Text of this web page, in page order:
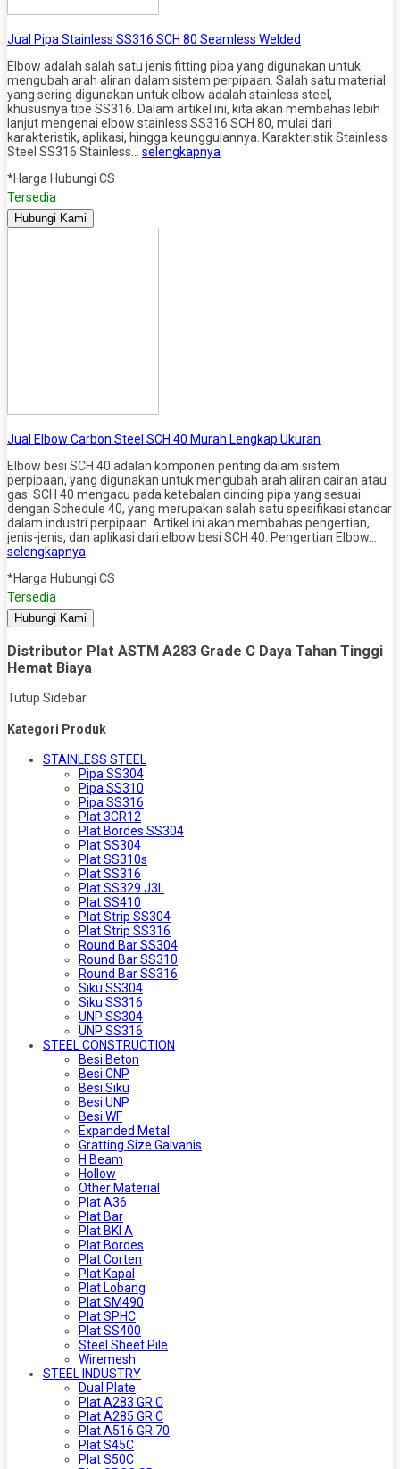
Jual Pipa Stainless SS316 SCH 80 Seamless Welded
Elbow adalah salah satu jenis fitting pipa yang digunakan untuk
mengubah arah aliran dalam sistem perpipaan. Salah satu material
yang sering digunakan untuk elbow adalah stainless steel,
khususnya tipe SS316. Dalam artikel ini, kita akan membahas lebih
lanjut mengenai elbow stainless SS316 SCH 80, mulai dari
karakteristik, aplikasi, hingga keunggulannya. Karakteristik Stainless
Steel SS316 Stainless… selengkapnya
*Harga Hubungi CS
Tersedia
Hubungi Kami
Jual Elbow Carbon Steel SCH 40 Murah Lengkap Ukuran
Elbow besi SCH 40 adalah komponen penting dalam sistem
perpipaan, yang digunakan untuk mengubah arah aliran cairan atau
gas. SCH 40 mengacu pada ketebalan dinding pipa yang sesuai
dengan Schedule 40, yang merupakan salah satu spesifikasi standar
dalam industri perpipaan. Artikel ini akan membahas pengertian,
jenis-jenis, dan aplikasi dari elbow besi SCH 40. Pengertian Elbow…
selengkapnya
*Harga Hubungi CS
Tersedia
Hubungi Kami
Distributor Plat ASTM A283 Grade C Daya Tahan Tinggi
Hemat Biaya
Tutup Sidebar
Kategori Produk
STAINLESS STEEL
Pipa SS304
Pipa SS310
Pipa SS316
Plat 3CR12
Plat Bordes SS304
Plat SS304
Plat SS310s
Plat SS316
Plat SS329 J3L
Plat SS410
Plat Strip SS304
Plat Strip SS316
Round Bar SS304
Round Bar SS310
Round Bar SS316
Siku SS304
Siku SS316
UNP SS304
UNP SS316
STEEL CONSTRUCTION
Besi Beton
Besi CNP
Besi Siku
Besi UNP
Besi WF
Expanded Metal
Gratting Size Galvanis
H Beam
Hollow
Other Material
Plat A36
Plat Bar
Plat BKI A
Plat Bordes
Plat Corten
Plat Kapal
Plat Lobang
Plat SM490
Plat SPHC
Plat SS400
Steel Sheet Pile
Wiremesh
STEEL INDUSTRY
Dual Plate
Plat A283 GR C
Plat A285 GR C
Plat A516 GR 70
Plat S45C
Plat S50C